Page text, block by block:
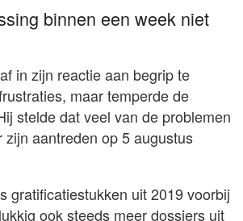
binnen een week niet
in zijn reactie aan begrip te
maar temperde de
stelde dat veel van de problemen
zijn aantreden op 5 augustus
gratificatiestukken uit 2019 voorbij
ook steeds meer dossiers uit